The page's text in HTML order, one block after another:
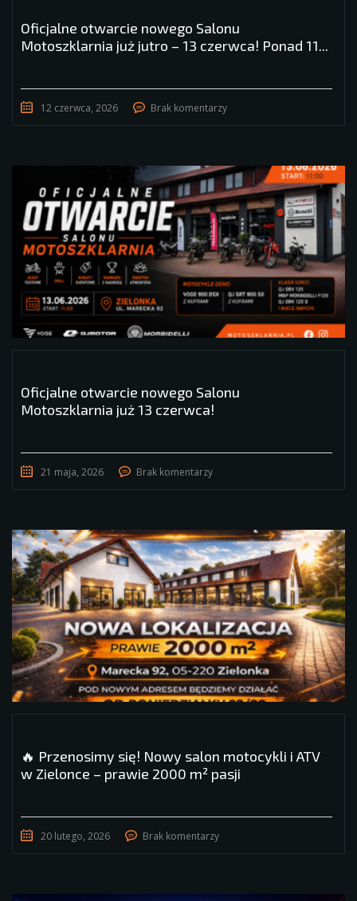
Oficjalne otwarcie nowego Salonu
Motoszklarnia już jutro – 13 czerwca! Ponad 11...
12 czerwca, 2026 Brak komentarzy
Oficjalne otwarcie nowego Salonu
Motoszklarnia już 13 czerwca!
21 maja, 2026 Brak komentarzy
🔥 Przenosimy się! Nowy salon motocykli i ATV
w Zielonce – prawie 2000 m² pasji
20 lutego, 2026 Brak komentarzy